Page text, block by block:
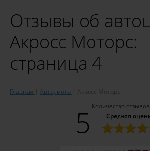
Отзывы об
Акросс Моторс:
страница 4
Главная Авто, мото
Акросс Моторс
Количество отзывов:
Средняя
5